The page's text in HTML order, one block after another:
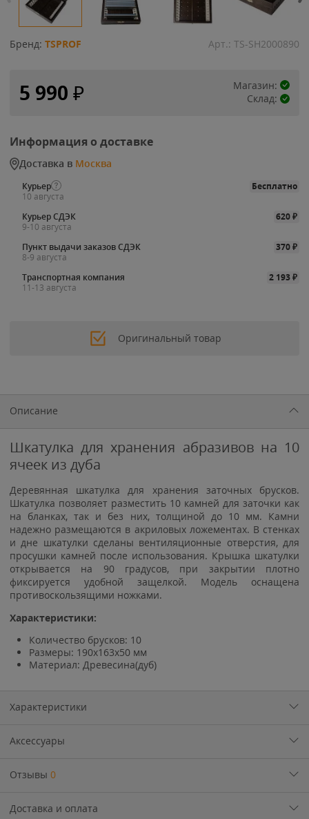
Бренд: TSPROF Арт.: TS-SH2000890
5 990 ₽
Магазин:
Склад:
Информация о доставке
Доставка в Москва
Курьер
Бесплатно
10 августа
Курьер СДЭК
620₽
9-10 августа
Пункт выдачи заказов СДЭК
370₽
8-9 августа
Транспортная компания
2 193₽
11-13 августа
Оригинальный товар
Описание
Шкатулка для хранения абразивов на 10
ячеек из дуба
Деревянная шкатулка для хранения заточных брусков.
Шкатулка позволяет разместить 10 камней для заточки как
на бланках, так и без них, толщиной до 10 мм. Камни
надежно размещаются в акриловых ложементах. В стенках
и дне шкатулки сделаны вентиляционные отверстия, для
просушки камней после использования. Крышка шкатулки
открывается на 90 градусов, при закрытии плотно
фиксируется удобной защелкой. Модель оснащена
противоскользящими ножками.
Характеристики:
Количество брусков: 10
Размеры: 190x163x50 мм
Материал: Древесина(дуб)
Характеристики
Аксессуары
Отзывы 0
Доставка и оплата